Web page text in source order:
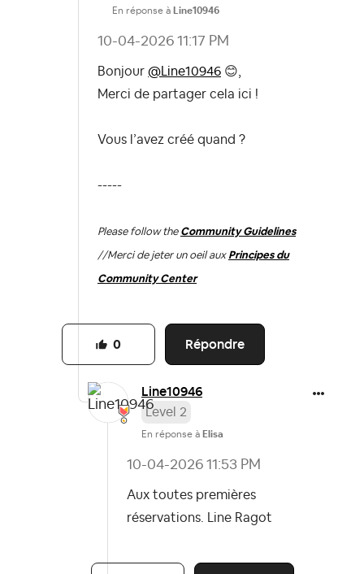
En réponse à Line10946
‎10-04-2026 11:17 PM
Bonjour @Line10946 😊
Merci de partager cela ici !
Vous l’avez créé quand ?
-----
Please follow the Community Guidelines
//Merci de jeter un oeil aux Principes du
Community Center
Répondre
0
Line10946
Level 2
En réponse à Elisa
‎10-04-2026 11:53 PM
Aux toutes premières
réservations. Line Ragot